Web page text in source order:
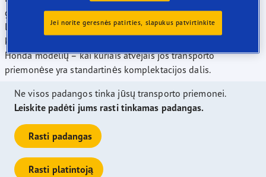
gavo apdovanojimus, o mes esame šiandieninės rinkos
lyderiai pagal padangų dydžių, įvertintų Europos padangų "A"
klase, skaičių. Mūsų padangas galima montuoti daugumai
Honda modelių – kai kuriais atvejais jos transporto
priemonėse yra standartinės komplektacijos dalis.
Ne visos padangos tinka jūsų transporto priemonei.
Leiskite padėti jums rasti tinkamas padangas.
Rasti padangas
Rasti platintoją
Jei norite geresnės patirties, slapukus patvirtinkite